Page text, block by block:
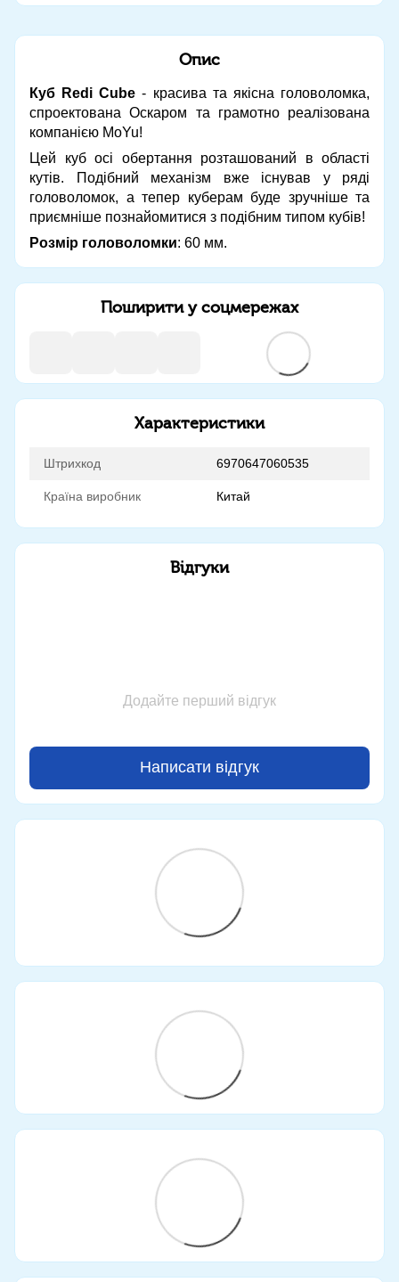
Опис
Куб Redi Cube - красива та якісна головоломка,
спроектована Оскаром та грамотно реалізована
компанією MoYu!
Цей куб осі обертання розташований в області
кутів. Подібний механізм вже існував у ряді
головоломок, а тепер куберам буде зручніше та
приємніше познайомитися з подібним типом кубів!
Розмір головоломки: 60 мм.
Поширити у соцмережах
Характеристики
Штрихкод 6970647060535
Країна виробник Китай
Відгуки
Додайте перший відгук
Написати відгук